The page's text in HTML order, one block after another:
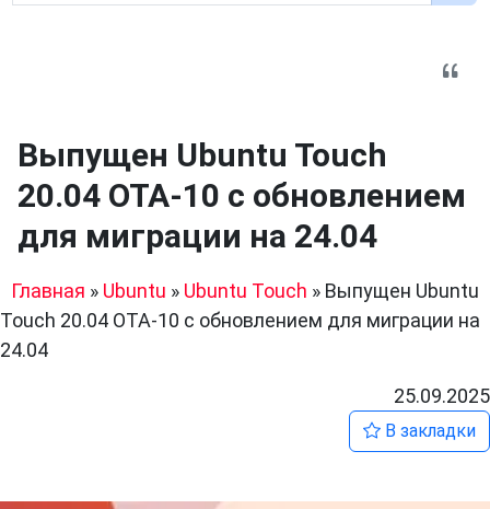
Выпущен Ubuntu Touch
20.04 OTA-10 с обновлением
для миграции на 24.04
Главная » Ubuntu » Ubuntu Touch » Выпущен Ubuntu
Touch 20.04 OTA-10 с обновлением для миграции на
24.04
25.09.2025
В закладки